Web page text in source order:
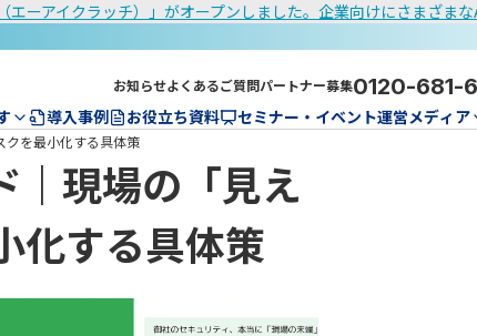
ーアイクラッチ）」がオープンしました。企業向けにさまざまな
お知らせよくあるご質問パートナー募集0120-681-
導入事例 お役立ち資料 セミナー・イベント運営メディア
クを最小化する具体策
｜現場の「見え
化する具体策